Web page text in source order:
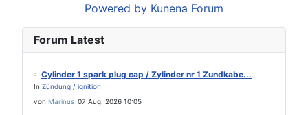
Powered by Kunena Forum
Forum Latest
Cylinder 1 spark plug cap / Zylinder nr 1 Zundkabe...
In Zündung / ignition
von Marinus 07 Aug. 2026 10:05